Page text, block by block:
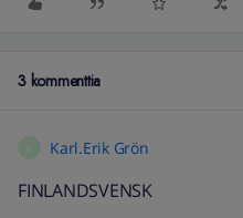
3 kommenttia
Karl.Erik Grön
FINLANDSVENSK